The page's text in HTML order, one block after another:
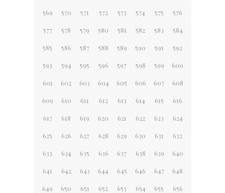
569 570 571 572 573 574 575 576
577 578 579 580 581 582 583 584
585 586 587 588 589 590 591 592
593 594 595 596 597 598 599 600
601 602 603 604 605 606 607 608
609 610 611 612 613 614 615 616
617 618 619 620 621 622 623 624
625 626 627 628 629 630 631 632
633 634 635 636 637 638 639 640
641 642 643 644 645 646 647 648
649 650 651 652 653 654 655 656